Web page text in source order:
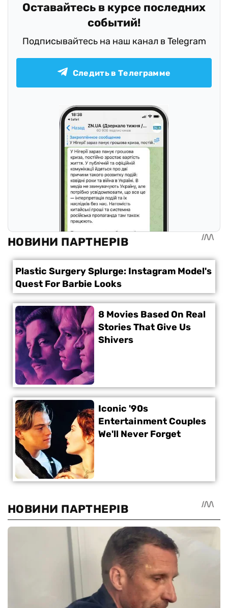
Оставайтесь в курсе последних
событий!
Подписывайтесь на наш канал в Telegram
Следить в Телеграмме